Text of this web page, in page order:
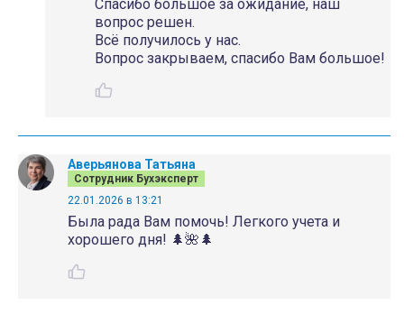
Спасибо большое за ожидание, наш
вопрос решен.
Всё получилось у нас.
Вопрос закрываем, спасибо Вам большое!
Аверьянова Татьяна
Сотрудник Бухэксперт
22.01.2026 в 13:21
Была рада Вам помочь! Легкого учета и
хорошего дня! 🌲🌺🌲